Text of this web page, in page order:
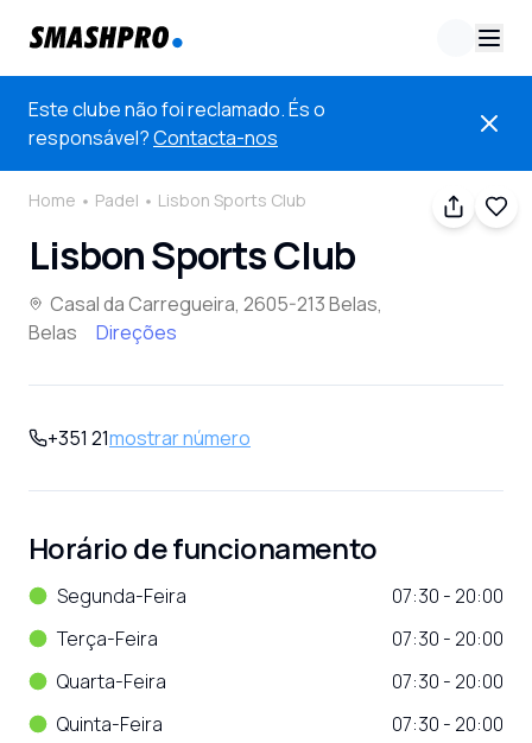
Este clube não foi reclamado. És o
responsável?Contacta-nos
Home Padel Lisbon Sports Club
Lisbon Sports Club
Casal da Carregueira, 2605-213 Belas,
Belas
Direções
+351 21mostrar número
Horário de funcionamento
Segunda-Feira
07:30 - 20:00
Terça-Feira
07:30 - 20:00
Quarta-Feira
07:30 - 20:00
Quinta-Feira
07:30 - 20:00